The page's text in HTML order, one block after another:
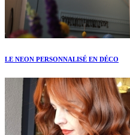
LE NEON PERSONNALISÉ EN DÉCO